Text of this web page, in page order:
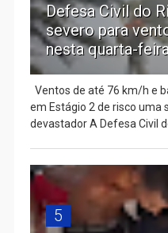
Defesa Civil do
severo para
nesta quarta-
Ventos de até 76 km/h e
em Estágio 2 de risco uma
devastador A Defesa Civil
5